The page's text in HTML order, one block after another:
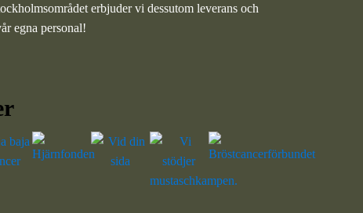
erbjuder vi dessutom leverans och
egna personal!